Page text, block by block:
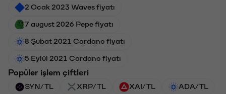
2 Ocak 2023 Waves fiyatı
7 august 2026 Pepe fiyatı
8 Şubat 2021 Cardano fiyatı
5 Eylül 2021 Cardano fiyatı
Popüler işlem çiftleri
SYN/TL XRP/TL XAI/TL ADA/TL